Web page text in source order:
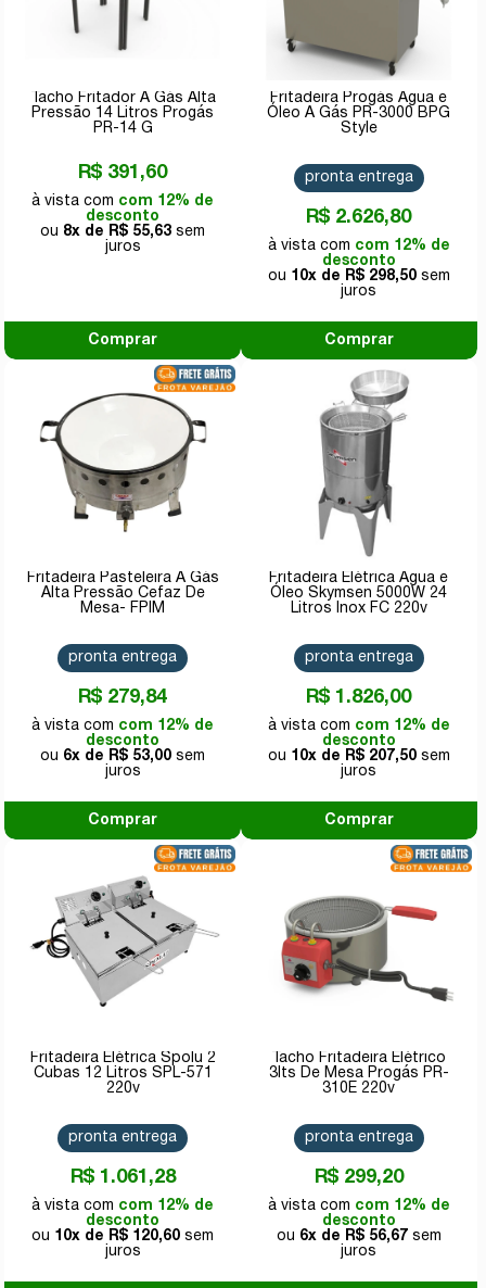
Tacho Fritador A Gás Alta
Pressão 14 Litros Progás
PR-14 G
R$ 391,60
com 12% de
desconto
8x de
R$ 55,63
Comprar
Fritadeira Progás Água e
Óleo A Gás PR-3000 BPG
Style
R$ 2.626,80
com 12% de
desconto
10x de
R$ 298,50
pronta entrega
Comprar
Fritadeira Pasteleira A Gás
Alta Pressão Cefaz De
Mesa- FPIM
R$ 279,84
com 12% de
desconto
6x de
R$ 53,00
pronta entrega
Comprar
Fritadeira Elétrica Água e
Óleo Skymsen 5000W 24
Litros Inox FC 220v
R$ 1.826,00
com 12% de
desconto
10x de
R$ 207,50
pronta entrega
Comprar
Fritadeira Elétrica Spolu 2
Cubas 12 Litros SPL-571
220v
R$ 1.061,28
com 12% de
desconto
10x de
R$ 120,60
pronta entrega
Tacho Fritadeira Elétrico
3lts De Mesa Progás PR-
310E 220v
R$ 299,20
com 12% de
desconto
6x de
R$ 56,67
pronta entrega